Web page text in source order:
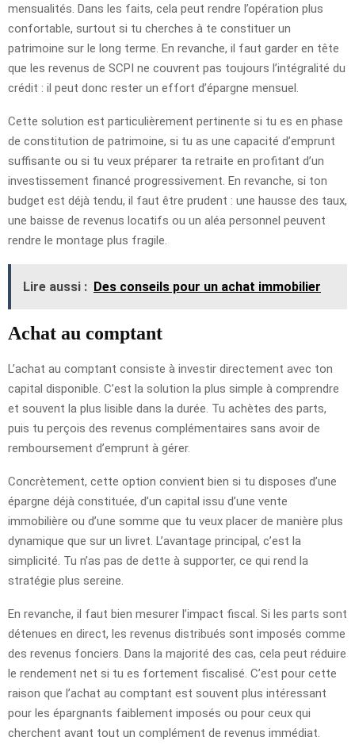
mensualités. Dans les faits, cela peut rendre l’opération plus
confortable, surtout si tu cherches à te constituer un
patrimoine sur le long terme. En revanche, il faut garder en tête
que les revenus de SCPI ne couvrent pas toujours l’intégralité du
crédit : il peut donc rester un effort d’épargne mensuel.
Cette solution est particulièrement pertinente si tu es en phase
de constitution de patrimoine, si tu as une capacité d’emprunt
suffisante ou si tu veux préparer ta retraite en profitant d’un
investissement financé progressivement. En revanche, si ton
budget est déjà tendu, il faut être prudent : une hausse des taux,
une baisse de revenus locatifs ou un aléa personnel peuvent
rendre le montage plus fragile.
Lire aussi : Des conseils pour un achat immobilier
Achat au comptant
L’achat au comptant consiste à investir directement avec ton
capital disponible. C’est la solution la plus simple à comprendre
et souvent la plus lisible dans la durée. Tu achètes des parts,
puis tu perçois des revenus complémentaires sans avoir de
remboursement d’emprunt à gérer.
Concrètement, cette option convient bien si tu disposes d’une
épargne déjà constituée, d’un capital issu d’une vente
immobilière ou d’une somme que tu veux placer de manière plus
dynamique que sur un livret. L’avantage principal, c’est la
simplicité. Tu n’as pas de dette à supporter, ce qui rend la
stratégie plus sereine.
En revanche, il faut bien mesurer l’impact fiscal. Si les parts sont
détenues en direct, les revenus distribués sont imposés comme
des revenus fonciers. Dans la majorité des cas, cela peut réduire
le rendement net si tu es fortement fiscalisé. C’est pour cette
raison que l’achat au comptant est souvent plus intéressant
pour les épargnants faiblement imposés ou pour ceux qui
cherchent avant tout un complément de revenus immédiat.